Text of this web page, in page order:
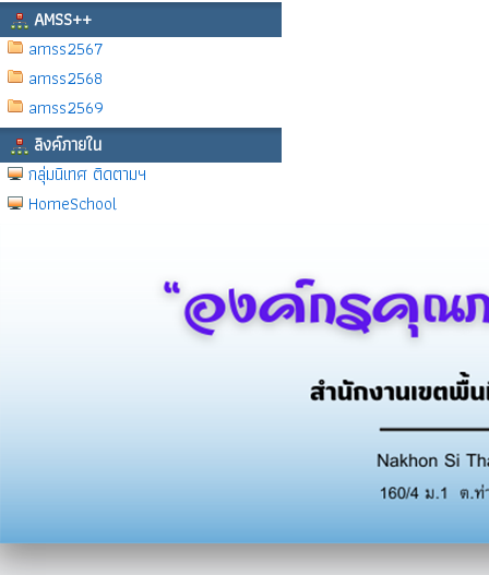
AMSS++
amss2567
amss2568
amss2569
ลิงค์ภายใน
กลุ่มนิเทศ ติดตามฯ
HomeSchool